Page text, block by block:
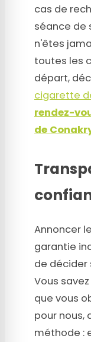
cas de
séance de
n'êtes
toutes les
départ,
cigarette
rendez-
de
Annoncer
garantie
de décider
Vous
que vous
pour nous,
méthode :